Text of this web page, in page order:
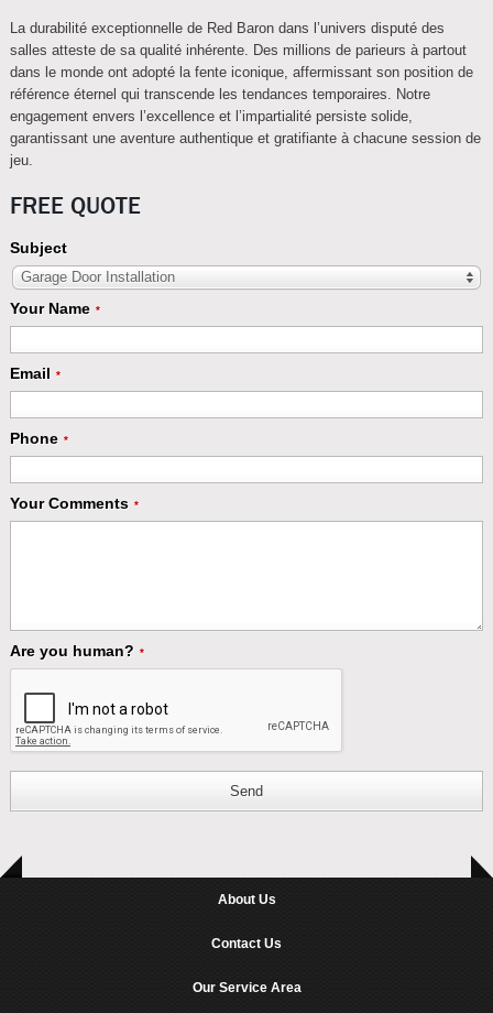
La durabilité exceptionnelle de Red Baron dans l’univers disputé des
salles atteste de sa qualité inhérente. Des millions de parieurs à partout
dans le monde ont adopté la fente iconique, affermissant son position de
référence éternel qui transcende les tendances temporaires. Notre
engagement envers l’excellence et l’impartialité persiste solide,
garantissant une aventure authentique et gratifiante à chacune session de
jeu.
FREE QUOTE
Subject
Garage Door Installation
Your Name *
Email *
Phone *
Your Comments *
Are you human? *
Send
About Us
Contact Us
Our Service Area